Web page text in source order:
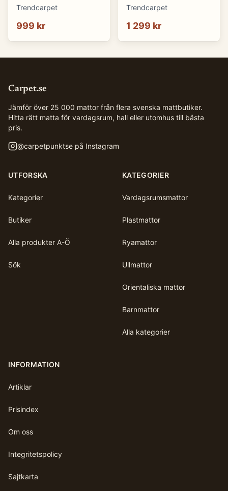
Woven - 83 x 117 cm
Trendcarpet
999 kr
Woven - 86 x 125 cm
Trendcarpet
1 299 kr
Carpet.se
Jämför över 25 000 mattor från flera svenska mattbutiker.
Hitta rätt matta för vardagsrum, hall eller utomhus till bästa
pris.
@carpetpunktse på Instagram
UTFORSKA
Kategorier
Butiker
Alla produkter A-Ö
Sök
KATEGORIER
Vardagsrumsmattor
Plastmattor
Ryamattor
Ullmattor
Orientaliska mattor
Barnmattor
Alla kategorier
INFORMATION
Artiklar
Prisindex
Om oss
Integritetspolicy
Sajtkarta